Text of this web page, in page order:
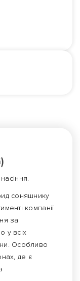
соняшнику
компанії
за
у всіх
Особливо
де є